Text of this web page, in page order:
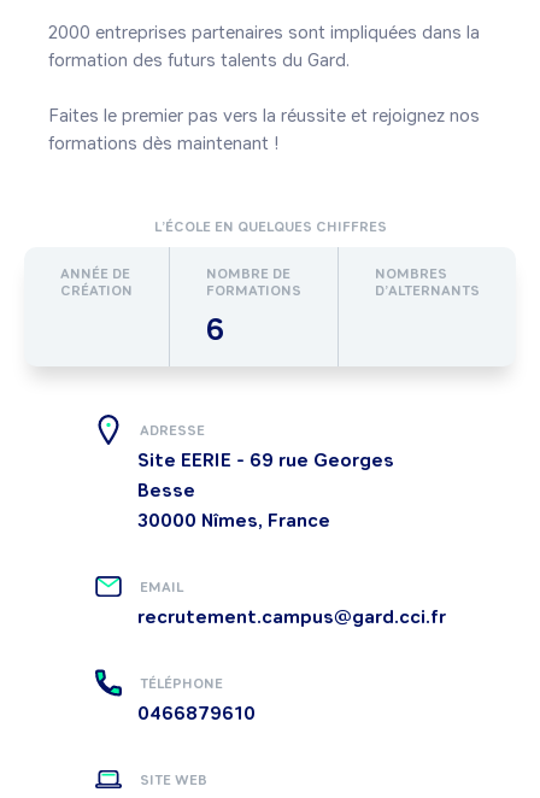
2000 entreprises partenaires sont impliquées dans la
formation des futurs talents du Gard.
Faites le premier pas vers la réussite et rejoignez nos
formations dès maintenant !
L’ÉCOLE EN QUELQUES CHIFFRES
ANNÉE DE
CRÉATION
NOMBRE DE
FORMATIONS
6
NOMBRES
D’ALTERNANTS
ADRESSE
Site EERIE - 69 rue Georges
Besse
30000 Nîmes, France
EMAIL
recrutement.campus@gard.cci.fr
TÉLÉPHONE
0466879610
SITE WEB